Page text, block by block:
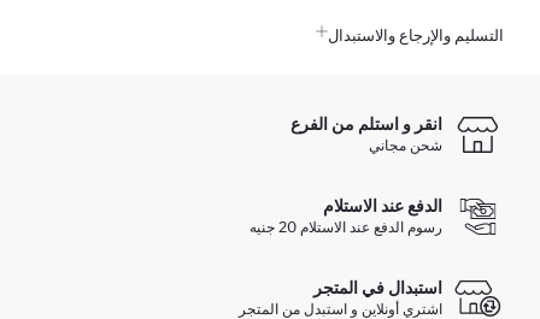
التسليم والإرجاع والاستبدال
انقر و استلم من الفرع
شحن مجاني
الدفع عند الاستلام
رسوم الدفع عند الاستلام 20 جنيه
استبدال في المتجر
اشتري أونلاين و استبدل من المتجر